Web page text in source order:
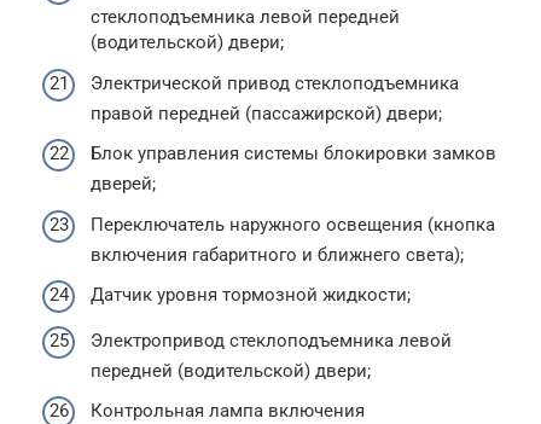
стеклоподъемника левой передней
(водительской) двери;
Электрической привод стеклоподъемника
правой передней (пассажирской) двери;
Блок управления системы блокировки замков
дверей;
Переключатель наружного освещения (кнопка
включения габаритного и ближнего света);
Датчик уровня тормозной жидкости;
Электропривод стеклоподъемника левой
передней (водительской) двери;
Контрольная лампа включения